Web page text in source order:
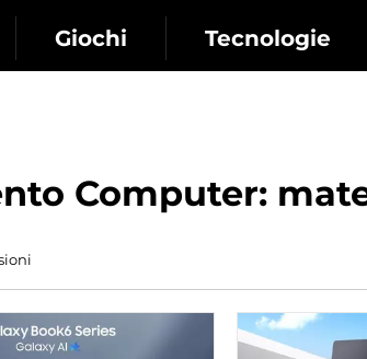
Giochi Tecnologie
Computer: